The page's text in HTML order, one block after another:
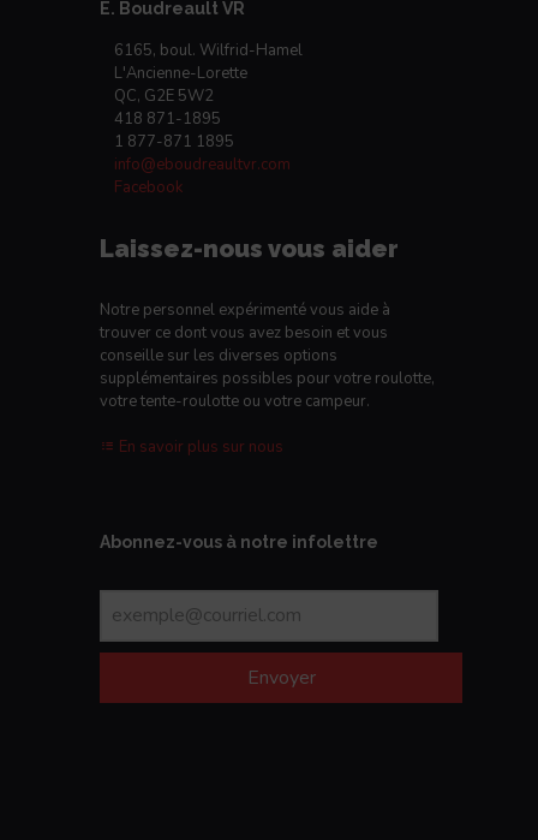
E. Boudreault VR
6165, boul. Wilfrid-Hamel
L'Ancienne-Lorette
QC, G2E 5W2
418 871-1895
1 877-871 1895
info@eboudreaultvr.com
Facebook
Laissez-nous vous aider
Notre personnel expérimenté vous aide à
trouver ce dont vous avez besoin et vous
conseille sur les diverses options
supplémentaires possibles pour votre roulotte,
votre tente-roulotte ou votre campeur.
En savoir plus sur nous
Abonnez-vous à notre infolettre
Envoyer